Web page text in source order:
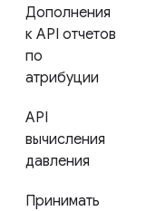
Дополнения
к API отчетов
по
атрибуции
API
вычисления
давления
Принимать